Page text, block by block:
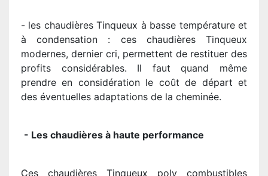
- les chaudières Tinqueux à basse température et
à condensation : ces chaudières Tinqueux
modernes, dernier cri, permettent de restituer des
profits considérables. Il faut quand même
prendre en considération le coût de départ et
des éventuelles adaptations de la cheminée.
- Les chaudières à haute performance
Ces chaudières Tinqueux poly combustibles